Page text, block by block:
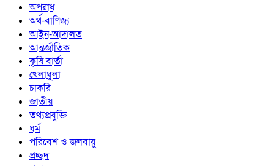
অপরাধ
অর্থ-বাণিজ্য
আইন-আদালত
আন্তর্জাতিক
কৃষি বার্তা
খেলাধুলা
চাকরি
জাতীয়
তথ্যপ্রযুক্তি
ধর্ম
পরিবেশ ও জলবায়ু
প্রচ্ছদ